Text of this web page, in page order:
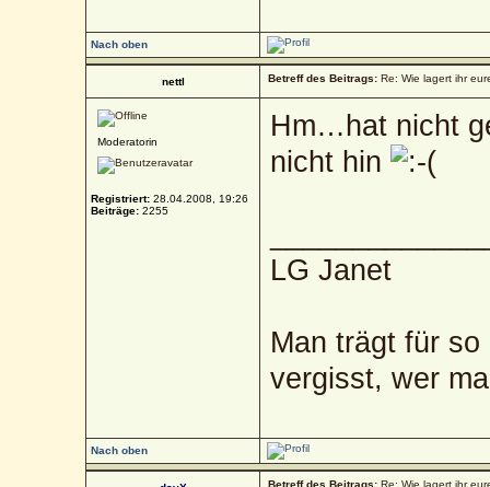
Nach oben
nettl Betreff des Beitrags: Re: Wie lagert ihr
Moderatorin
Registriert: 28.04.2008, 19:26
Beiträge: 2255
Hm…hat nicht
nicht hin
LG Janet
Man trägt für
vergisst, wer
Nach oben
Betreff des Beitrags: Re: Wie lagert ihr